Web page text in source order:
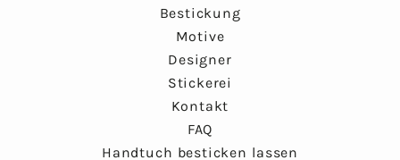
Bestickung
Motive
Designer
Stickerei
Kontakt
FAQ
Handtuch besticken lassen